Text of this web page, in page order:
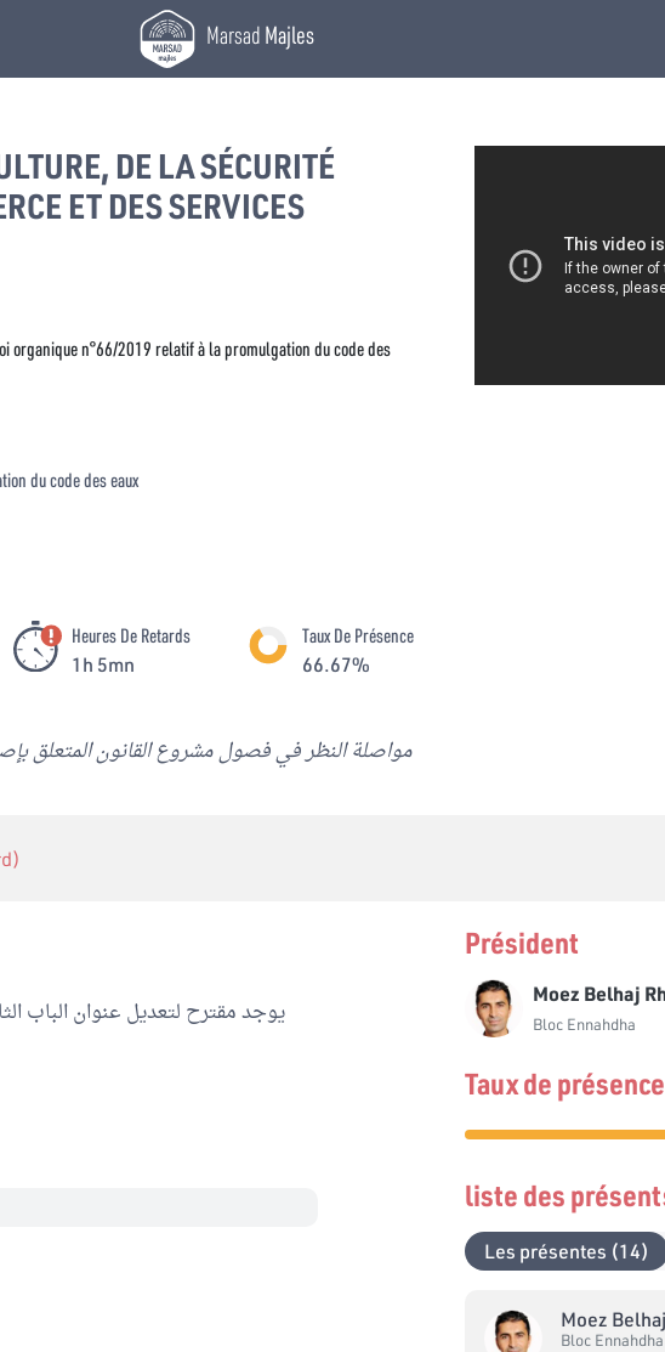
MarsadMajles
DE LA SÉCURITÉ
ET DES SERVICES
organique n°66/2019 relatif à la promulgation du code des
du code des eaux
Heures De Retards
1h 5mn
Taux De Présence
66.67%
مواصلة النظر في فصول مشروع القانون المتعلق بإصدار مجلة
يوجد مقترح لتعديل عنوان الباب
Président
Moez Belhaj
Bloc Ennahdha
Taux de présence
liste des
Les présentes (14)
Moez
Bloc Ennahdha